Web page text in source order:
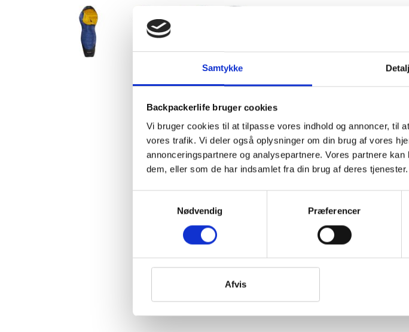
Samtykke
Backpackerlife bruger cookies
Vi bruger cookies til at tilpasse vores indhold og annoncer, til
vores trafik. Vi deler også oplysninger om din brug af vores
annonceringspartnere og analysepartnere. Vores partnere
dem, eller som de har indsamlet fra din brug af deres tjenester.
Nødvendig
Præferencer
Afvis
Nordisk
XL
antal
1-2
varmere
ideelle
blødt. Puk
Den ydre
hætte gør